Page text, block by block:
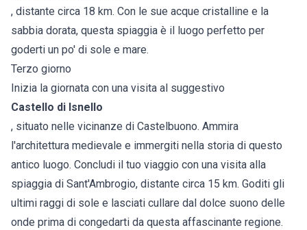
, distante circa 18 km. Con le sue acque cristalline e la
sabbia dorata, questa spiaggia è il luogo perfetto per
goderti un po' di sole e mare.
Terzo giorno
Inizia la giornata con una visita al suggestivo
Castello di Isnello
, situato nelle vicinanze di Castelbuono. Ammira
l'architettura medievale e immergiti nella storia di questo
antico luogo. Concludi il tuo viaggio con una visita alla
spiaggia di Sant'Ambrogio, distante circa 15 km. Goditi gli
ultimi raggi di sole e lasciati cullare dal dolce suono delle
onde prima di congedarti da questa affascinante regione.